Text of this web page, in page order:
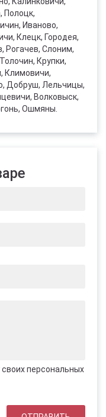
Полоцк,
Иваново,
Клецк, Городея,
Рогачев, Слоним,
Крупки,
Климовичи,
Добруш, Лельчицы,
Волковыск,
Ошмяны.
персональных